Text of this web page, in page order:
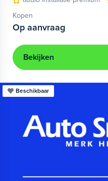
Kopen
Op aanvraag
Bekijken
Beschikbaar